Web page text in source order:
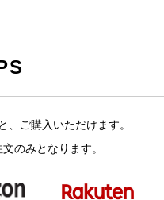
、ご購入いただけます。
のみとなります。